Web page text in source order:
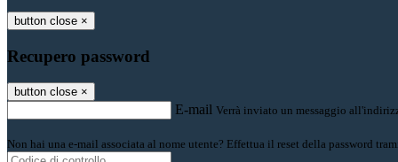
button close ×
Recupero password
button close ×
E-mail Verrà inviato un messaggio
Non hai una e-mail associata al nome utente? Effettua il reset della password